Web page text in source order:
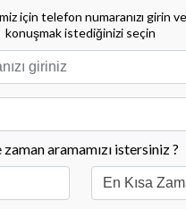
için telefon numaranızı girin
konuşmak istediğinizi seçin
zaman aramamızı istersiniz ?